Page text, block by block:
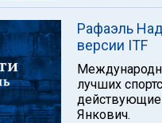
Рафаэль
версии ITF
лучших
действующие
Янкович.